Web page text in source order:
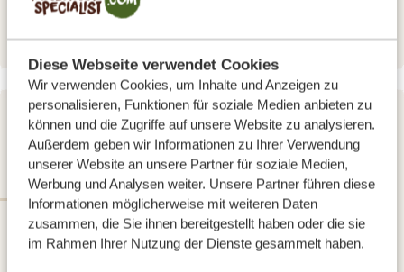
Diese Webseite verwendet Cookies
Wir verwenden Cookies, um Inhalte und Anzeigen zu
personalisieren, Funktionen für soziale Medien anbieten zu
können und die Zugriffe auf unsere Website zu analysieren.
Außerdem geben wir Informationen zu Ihrer Verwendung
unserer Website an unsere Partner für soziale Medien,
Werbung und Analysen weiter. Unsere Partner führen diese
Informationen möglicherweise mit weiteren Daten
zusammen, die Sie ihnen bereitgestellt haben oder die sie
im Rahmen Ihrer Nutzung der Dienste gesammelt haben.
PLATIN Giraffe Manor Tanzania
TAG 2
TARANGIRE NATIONALPARK
SILBER